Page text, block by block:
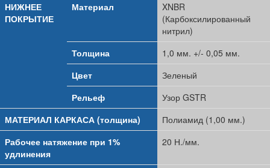
НИЖНЕЕ
ПОКРЫТИЕ
Материал
XNBR
(Карбоксилированный
нитрил)
Толщина
1,0 мм. +/- 0,05 мм.
Цвет
Зеленый
Рельеф
Узор GSTR
МАТЕРИАЛ КАРКАСА (толщина)
Полиамид (1,00 мм.)
Рабочее натяжение при 1%
удлинения
20 Н./мм.